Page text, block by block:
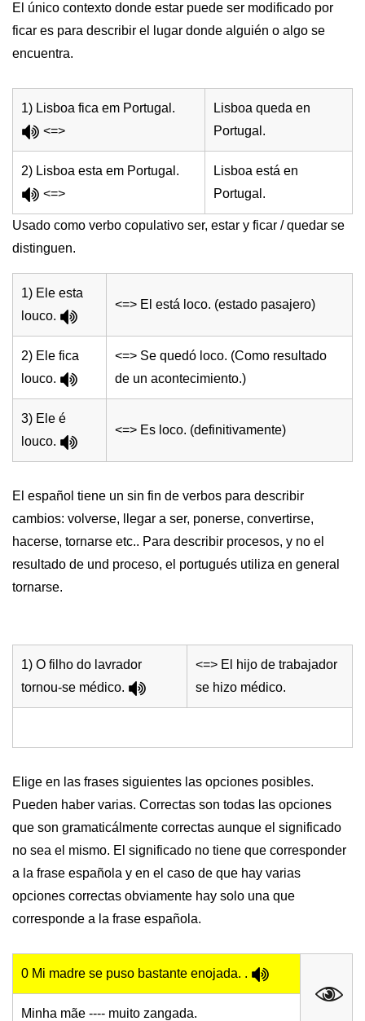
El único contexto donde estar puede ser modificado por
ficar es para describir el lugar donde alguién o algo se
encuentra.
1) Lisboa fica em Portugal.
<=>
Lisboa queda en
Portugal.
2) Lisboa esta em Portugal.
<=>
Lisboa está en
Portugal.
Usado como verbo copulativo ser, estar y ficar / quedar se
distinguen.
1) Ele esta
louco.
<=> El está loco. (estado pasajero)
2) Ele fica
louco.
<=> Se quedó loco. (Como resultado
de un acontecimiento.)
3) Ele é
louco.
<=> Es loco. (definitivamente)
El español tiene un sin fin de verbos para describir
cambios: volverse, llegar a ser, ponerse, convertirse,
hacerse, tornarse etc.. Para describir procesos, y no el
resultado de und proceso, el portugués utiliza en general
tornarse.
1) O filho do lavrador
tornou-se médico.
<=> El hijo de trabajador
se hizo médico.
Elige en las frases siguientes las opciones posibles.
Pueden haber varias. Correctas son todas las opciones
que son gramaticálmente correctas aunque el significado
no sea el mismo. El significado no tiene que corresponder
a la frase española y en el caso de que hay varias
opciones correctas obviamente hay solo una que
corresponde a la frase española.
0 Mi madre se puso bastante enojada. .
Minha mãe ---- muito zangada.